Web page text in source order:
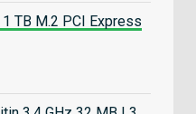
TB M.2 PCI Express